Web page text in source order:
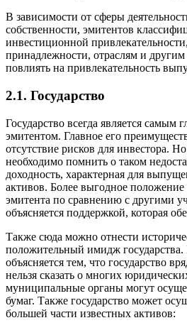
В зависимости от сферы
собственности, эмитентов
инвестиционной
принадлежности, отраслям и
повлиять на привлекательность
2.1. Государство
Государство всегда является
эмитентом. Главное его
отсутствие рисков для инвестора.
необходимо помнить о таком
доходность, характерная для
активов. Более выгодное положение
эмитента по сравнению с другими
объясняется поддержкой, которая
Также сюда можно отнести
положительный имидж
объясняется тем, что государство
нельзя сказать о многих
муниципальные органы могут
бумаг. Также государство может
большей части известных активов: